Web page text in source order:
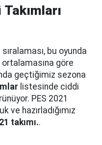
sıralaması, bu oyunda
ortalamasına göre
geçtiğimiz sezona
listesinde ciddi
PES 2021
ve hazırladığımız
takımı..